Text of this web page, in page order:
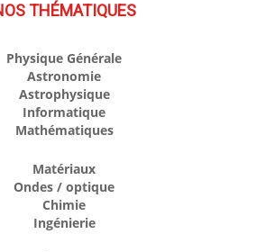
THÉMATIQUES
Physique Générale
Astronomie
Astrophysique
Informatique
Mathématiques
Matériaux
Ondes / optique
Chimie
Ingénierie